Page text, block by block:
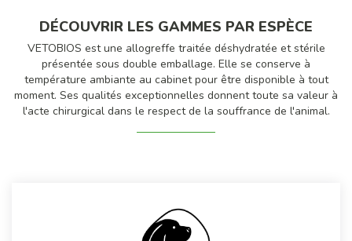
DÉCOUVRIR LES GAMMES PAR ESPÈCE
VETOBIOS est une allogreffe traitée déshydratée et stérile
présentée sous double emballage. Elle se conserve à
température ambiante au cabinet pour être disponible à tout
moment. Ses qualités exceptionnelles donnent toute sa valeur à
l'acte chirurgical dans le respect de la souffrance de l'animal.